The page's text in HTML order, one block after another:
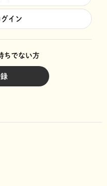
イン
ちでない方